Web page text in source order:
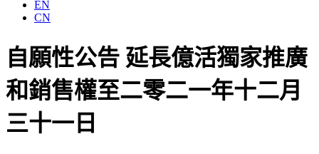
EN
CN
自願性公告 延長億活獨家推廣
和銷售權至二零二一年十二月
三十一日